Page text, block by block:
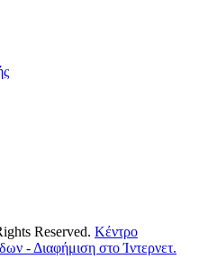
Reserved. Κέντρο
- Διαφήμιση στο Ίντερνετ.